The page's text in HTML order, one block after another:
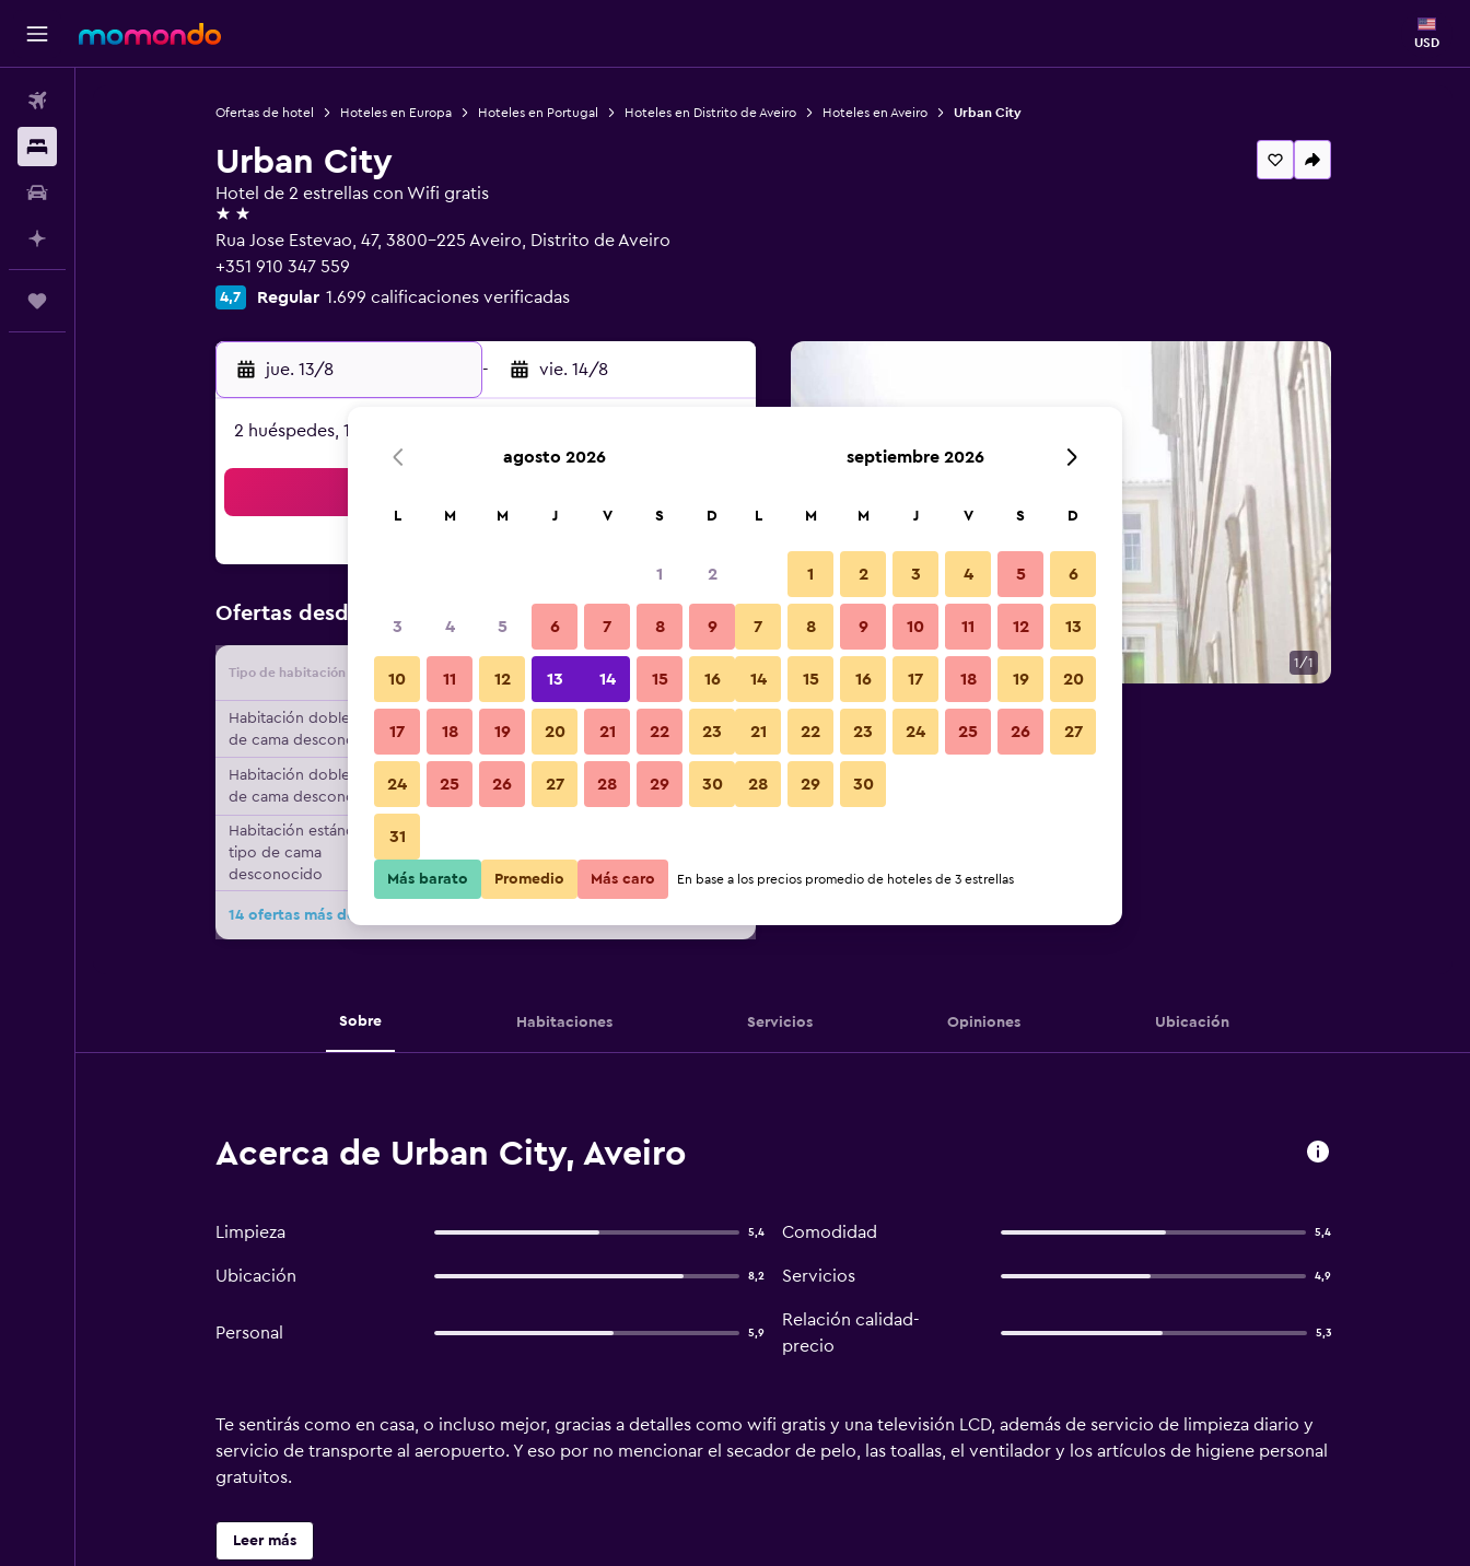
USD
Ofertas de hotel Hoteles en Europa Hoteles en Portugal Hoteles en Distrito de Aveiro Hoteles en Aveiro Urban City
Urban City
Hotel de 2 estrellas con Wifi gratis
2 estrellas
Rua Jose Estevao, 47, 3800-225 Aveiro, Distrito de Aveiro
+351 910 347 559
4,7 Regular 1.699 calificaciones verificadas
jue. 13/8 - vie. 14/8
2 huéspedes, 1 habitación
Ofertas desde Oferta más barata de precio por noche
Tipo de habitación Proveedor Total noche
Habitación doble, tipo
de cama desconocido
$45 Ver oferta
Habitación doble, tipo
de cama desconocido
$48 Ver oferta
Habitación estándar,
tipo de cama
desconocido
14 ofertas más de Urban City
Otros 1/1
Fotos
Sobre Habitaciones Servicios Opiniones Ubicación
Acerca de Urban City, Aveiro
Limpieza 5,4 Comodidad 5,4
Ubicación 8,2 Servicios 4,9
Personal 5,9
Relación calidad-
precio
5,3
Te sentirás como en casa, o incluso mejor, gracias a detalles como wifi gratis y una televisión LCD, además de servicio de limpieza diario y
servicio de transporte al aeropuerto. Y eso por no mencionar el secador de pelo, las toallas, el ventilador y los artículos de higiene personal
gratuitos.
Leer más
agosto 2026
L M M J V S D
1 2
3 4 5 6 7 8 9
10 11 12 13 14 15 16
17 18 19 20 21 22 23
24 25 26 27 28 29 30
31
septiembre 2026
L M M J V S D
1 2 3 4 5 6
7 8 9 10 11 12 13
14 15 16 17 18 19 20
21 22 23 24 25 26 27
28 29 30
Más barato Promedio Más caro En base a los precios promedio de hoteles de 3 estrellas